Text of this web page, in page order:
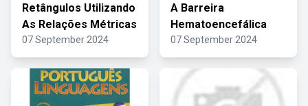
Retângulos Utilizando
As Relações Métricas
07 September 2024
A Barreira
Hematoencefálica
07 September 2024